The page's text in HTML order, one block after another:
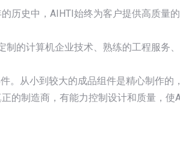
历史中，AIHTI始终为客户提供高质量
的计算机企业技术、熟练的工程服务
。从小到较大的成品组件是精心制作的
的制造商，有能力控制设计和质量，使